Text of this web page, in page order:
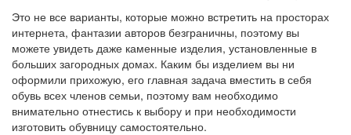
Это не все варианты, которые можно встретить на просторах
интернета, фантазии авторов безграничны, поэтому вы
можете увидеть даже каменные изделия, установленные в
больших загородных домах. Каким бы изделием вы ни
оформили прихожую, его главная задача вместить в себя
обувь всех членов семьи, поэтому вам необходимо
внимательно отнестись к выбору и при необходимости
изготовить обувницу самостоятельно.